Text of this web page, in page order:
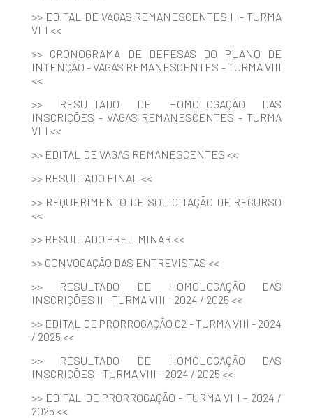
>> EDITAL DE VAGAS REMANESCENTES II - TURMA
VIII <<
>> CRONOGRAMA DE DEFESAS DO PLANO DE
INTENÇÃO - VAGAS REMANESCENTES - TURMA VIII
<<
>> RESULTADO DE HOMOLOGAÇÃO DAS
INSCRIÇÕES - VAGAS REMANESCENTES - TURMA
VIII <<
>> EDITAL DE VAGAS REMANESCENTES <<
>> RESULTADO FINAL <<
>> REQUERIMENTO DE SOLICITAÇÃO DE RECURSO
<<
>> RESULTADO PRELIMINAR <<
>> CONVOCAÇÃO DAS ENTREVISTAS <<
>> RESULTADO DE HOMOLOGAÇÃO DAS
INSCRIÇÕES II - TURMA VIII - 2024 / 2025 <<
>> EDITAL DE PRORROGAÇÃO 02 - TURMA VIII - 2024
/ 2025 <<
>> RESULTADO DE HOMOLOGAÇÃO DAS
INSCRIÇÕES - TURMA VIII - 2024 / 2025 <<
>> EDITAL DE PRORROGAÇÃO - TURMA VIII - 2024 /
2025 <<